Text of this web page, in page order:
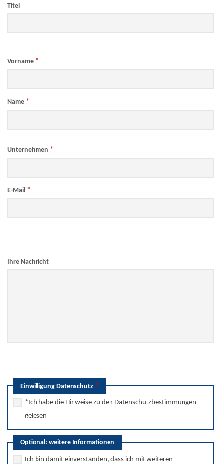
Titel
Vorname *
Name *
Unternehmen *
E-Mail *
Ihre Nachricht
Einwilligung Datenschutz *
*Ich habe die Hinweise zu den Datenschutzbestimmungen
gelesen
Optional: weitere Informationen
Ich bin damit einverstanden, dass ich mit weiteren